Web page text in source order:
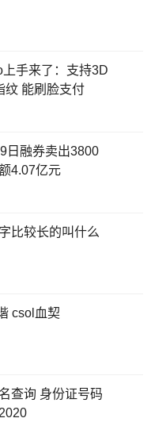
手来了：支持3D
纹 能刷脸支付
日融券卖出3800
4.07亿元
比较长的叫什么
csol血契
查询 身份证号码